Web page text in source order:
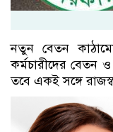
নতুন বেতন কাঠামো
কর্মচারীদের বেতন
তবে একই সঙ্গে